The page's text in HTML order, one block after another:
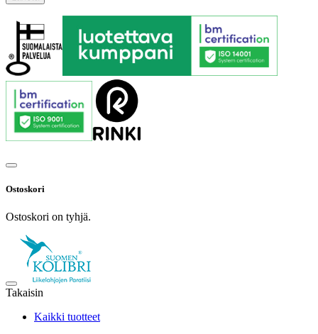
Ostoskori
Ostoskori on tyhjä.
Takaisin
Kaikki tuotteet